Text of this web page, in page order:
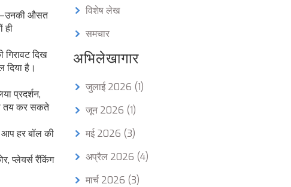
औसत
ही
दिख
है।
प्रदर्शन,
तय कर सकते
आप हर बॉल की
प्लेयर्स रैंकिंग
विशेष लेख
समचार
अभिलेखागार
जुलाई 2026 (1)
जून 2026 (1)
मई 2026 (3)
अप्रैल 2026 (4)
मार्च 2026 (3)